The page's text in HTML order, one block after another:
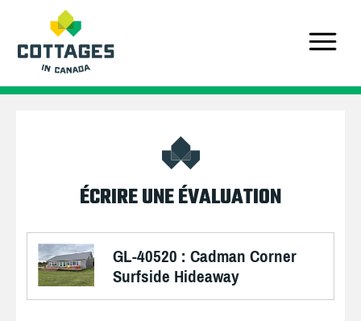
ÉCRIRE UNE ÉVALUATION
GL-40520 : Cadman Corner
Surfside Hideaway